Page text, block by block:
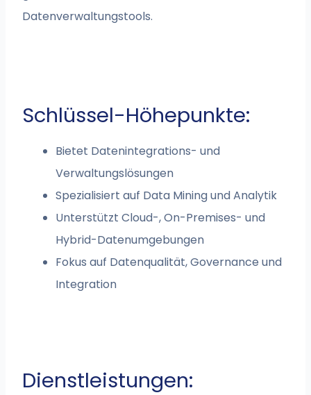
Datenverwaltungstools.
Schlüssel-Höhepunkte:
Bietet Datenintegrations- und
Verwaltungslösungen
Spezialisiert auf Data Mining und Analytik
Unterstützt Cloud-, On-Premises- und
Hybrid-Datenumgebungen
Fokus auf Datenqualität, Governance und
Integration
Dienstleistungen: